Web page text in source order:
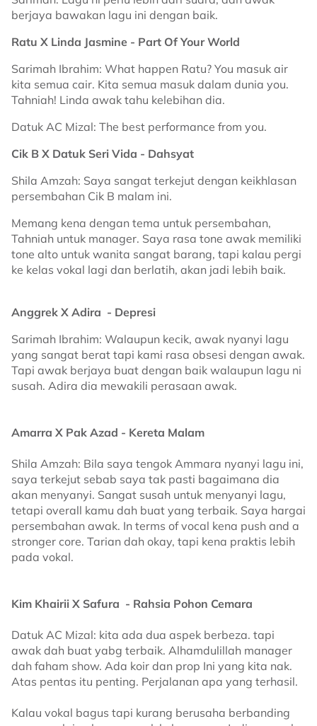
berjaya bawakan lagu ini dengan baik.
Ratu X Linda Jasmine - Part Of Your World
Sarimah Ibrahim: What happen Ratu? You masuk air
kita semua cair. Kita semua masuk dalam dunia you.
Tahniah! Linda awak tahu kelebihan dia.
Datuk AC Mizal: The best performance from you.
Cik B X Datuk Seri Vida - Dahsyat
Shila Amzah: Saya sangat terkejut dengan keikhlasan
persembahan Cik B malam ini.
Memang kena dengan tema untuk persembahan,
Tahniah untuk manager. Saya rasa tone awak memiliki
tone alto untuk wanita sangat barang, tapi kalau pergi
ke kelas vokal lagi dan berlatih, akan jadi lebih baik.
Anggrek X Adira - Depresi
Sarimah Ibrahim: Walaupun kecik, awak nyanyi lagu
yang sangat berat tapi kami rasa obsesi dengan awak.
Tapi awak berjaya buat dengan baik walaupun lagu ni
susah. Adira dia mewakili perasaan awak.
Amarra X Pak Azad - Kereta Malam
Shila Amzah: Bila saya tengok Ammara nyanyi lagu ini,
saya terkejut sebab saya tak pasti bagaimana dia
akan menyanyi. Sangat susah untuk menyanyi lagu,
tetapi overall kamu dah buat yang terbaik. Saya hargai
persembahan awak. In terms of vocal kena push and a
stronger core. Tarian dah okay, tapi kena praktis lebih
pada vokal.
Kim Khairii X Safura - Rahsia Pohon Cemara
Datuk AC Mizal: kita ada dua aspek berbeza. tapi
awak dah buat yabg terbaik. Alhamdulillah manager
dah faham show. Ada koir dan prop Ini yang kita nak.
Atas pentas itu penting. Perjalanan apa yang terhasil.
Kalau vokal bagus tapi kurang berusaha berbanding